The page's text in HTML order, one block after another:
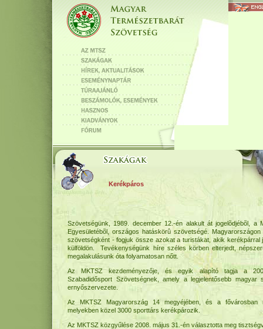
Kerékpáros
Szövetségünk, 1989. december 12.-én alakult át jogelõdjébõl, a
Egyesületébõl, országos hatáskörû szövetségé.
szövetségként - fogjuk össze azokat a turistákat, akik kerékpárral
külföldön. Tevékenységünk híre széles körben elterjedt,
megalakulásunk óta folyamatosan nőtt.
Az MKTSZ kezdeményezője, és egyik alapító tagja a
Szabadidősport Szövetségnek, amely a legjelentősebb magyar
ernyőszervezete.
Az MKTSZ Magyarország 14 megyéjében, és a fővárosban
melyekben közel 3000 sporttárs kerékpározik.
Az MKTSZ közgyűlése 2008. május 31.-én választotta meg